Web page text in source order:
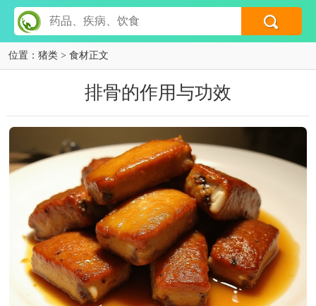
位置： 猪类 > 食材正文
排骨的作用与功效